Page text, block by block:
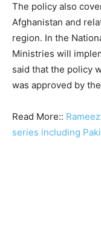
The policy also
Afghanistan and
region. In the
Ministries will
said that the policy
was approved by
Read More::
series including